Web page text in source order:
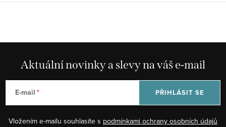
c
Aktuální novinky a slevy na váš e-mail
E-mail
Vložením e-mailu souhlasíte s podmínkami ochrany osobních údajů
PŘIHLÁSIT SE